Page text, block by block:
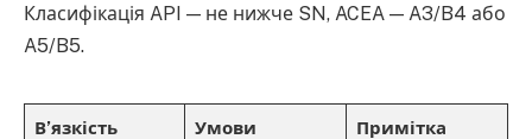
Класифікація API — не нижче SN, ACEA — A3/B4 або
A5/B5.
В’язкість
Умови
Примітка